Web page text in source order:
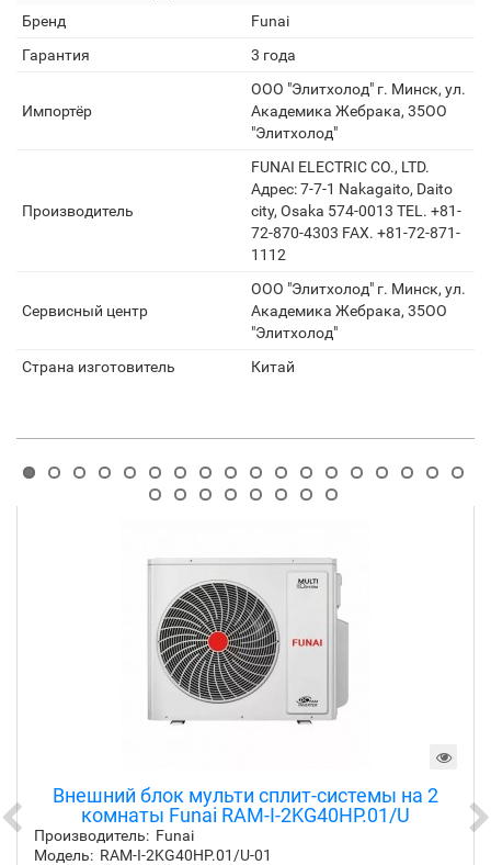
Бренд
Funai
Гарантия
3 года
Импортёр
ООО "Элитхолод" г. Минск, ул.
Академика Жебрака, 35ОО
"Элитхолод"
Производитель
FUNAI ELECTRIC CO., LTD.
Адрес: 7-7-1 Nakagaito, Daito
city, Osaka 574-0013 TEL. +81-
72-870-4303 FAX. +81-72-871-
1112
Сервисный центр
ООО "Элитхолод" г. Минск, ул.
Академика Жебрака, 35ОО
"Элитхолод"
Страна изготовитель
Китай
Рекомендуемые товары
Внешний блок мульти сплит-системы на 2
комнаты Funai RAM-I-2KG40HP.01/U
Производитель: Funai
Модель: RAM-I-2KG40HP.01/U-01